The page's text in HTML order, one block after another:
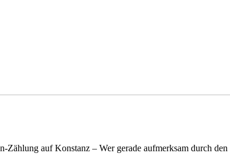
Zählung auf Konstanz – Wer gerade aufmerksam durch